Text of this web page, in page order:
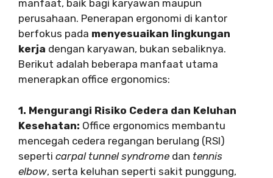
manfaat, baik bagi karyawan maupun
perusahaan. Penerapan ergonomi di kantor
berfokus pada menyesuaikan lingkungan
kerja dengan karyawan, bukan sebaliknya.
Berikut adalah beberapa manfaat utama
menerapkan office ergonomics:
1. Mengurangi Risiko Cedera dan Keluhan
Kesehatan: Office ergonomics membantu
mencegah cedera regangan berulang (RSI)
seperti carpal tunnel syndrome dan tennis
elbow, serta keluhan seperti sakit punggung,